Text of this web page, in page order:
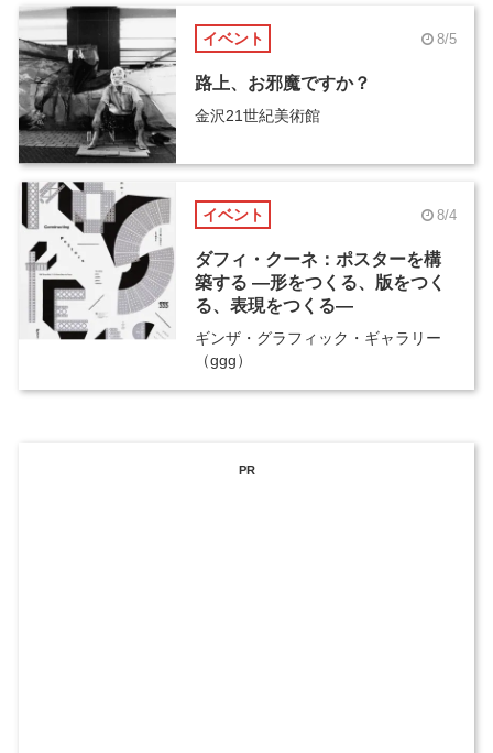
イベント 8/5
路上、お邪魔ですか？
金沢21世紀美術館
イベント 8/4
ダフィ・クーネ：ポスターを構
築する ―形をつくる、版をつく
る、表現をつくる―
ギンザ・グラフィック・ギャラリー
（ggg）
PR